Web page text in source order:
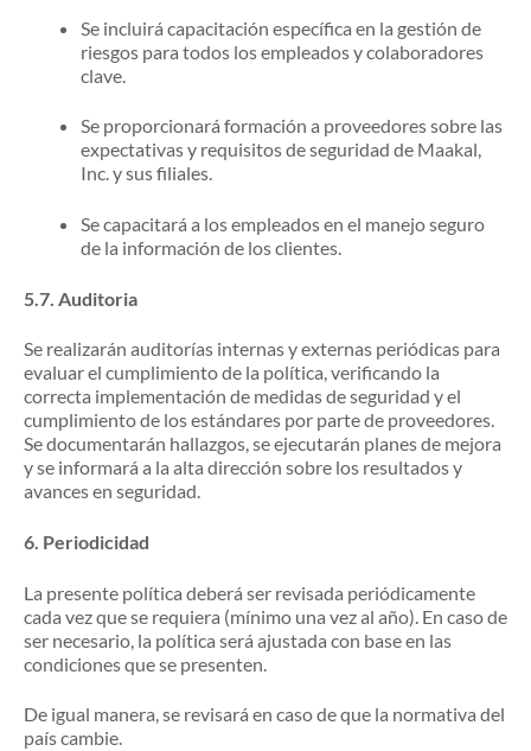
Se incluirá capacitación específica en la gestión de
riesgos para todos los empleados y colaboradores
clave.
Se proporcionará formación a proveedores sobre las
expectativas y requisitos de seguridad de Maakal,
Inc.y sus filiales.
Se capacitará a los empleados en el manejo seguro
de la información de los clientes.
5.7. Auditoria
Se realizarán auditorías internas y externas periódicas para
evaluar el cumplimiento de la política, verificando la
correcta implementación de medidas de seguridad y el
cumplimiento de los estándares por parte de proveedores.
Se documentarán hallazgos, se ejecutarán planes de mejora
y se informará a la alta dirección sobre los resultados y
avances en seguridad.
6. Periodicidad
La presente política deberá ser revisada periódicamente
cada vez que se requiera (mínimo una vez al año). En caso de
ser necesario, la política será ajustada con base en las
condiciones que se presenten.
De igual manera, se revisará en caso de que la normativa del
país cambie.